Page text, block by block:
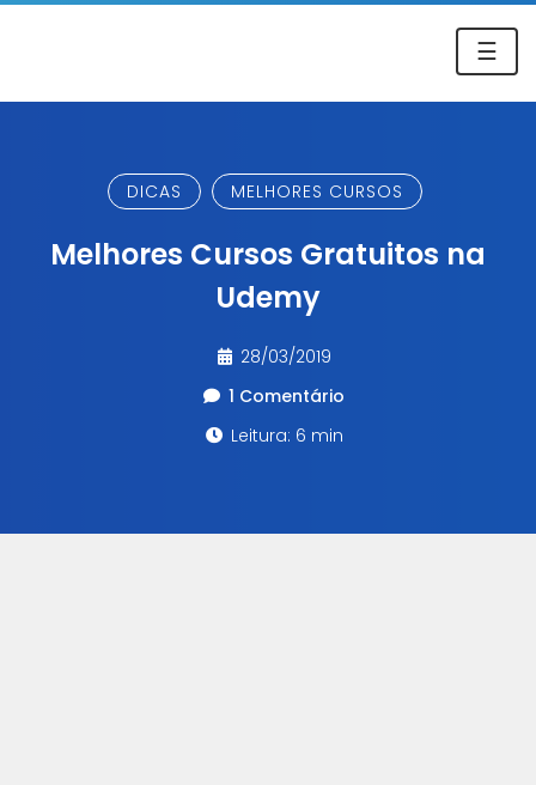
☰
DICAS MELHORES CURSOS
Melhores Cursos Gratuitos na
Udemy
28/03/2019
1 Comentário
Leitura: 6 min